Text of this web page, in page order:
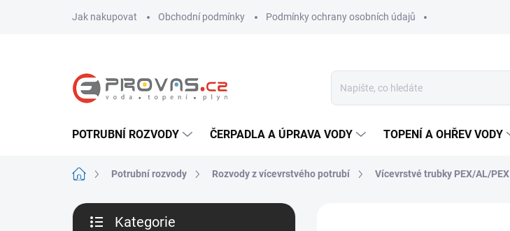
Jak nakupovat Obchodní podmínky Podmínky ochrany osobních údajů
POTRUBNÍ ROZVODY ČERPADLA A ÚPRAVA VODY TOPENÍ A OHŘEV VODY
Domů Potrubní rozvody Rozvody z vícevrstvého potrubí Vícevrstvé trubky PEX/AL/PEX
P
Kategorie